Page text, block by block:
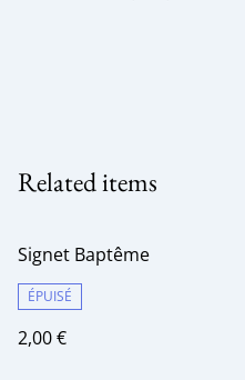
Related items
Signet Baptême
ÉPUISÉ
2,00 €